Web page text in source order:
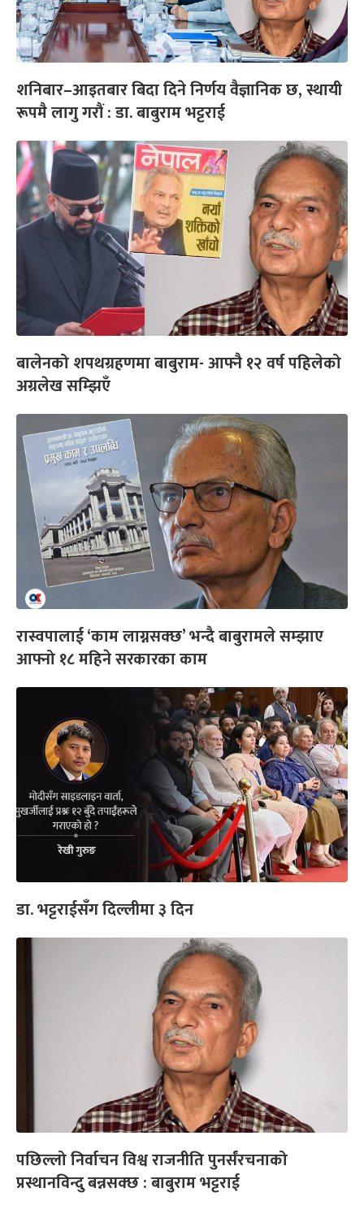
शनिबार–आइतबार बिदा दिने निर्णय वैज्ञानिक छ, स्थायी
रूपमै लागु गरौं : डा. बाबुराम भट्टराई
बालेनको शपथग्रहणमा बाबुराम- आफ्नै १२ वर्ष पहिलेको
अग्रलेख सम्झिएँ
रास्वपालाई ‘काम लाग्नसक्छ’ भन्दै बाबुरामले सम्झाए
आफ्नो १८ महिने सरकारका काम
डा. भट्टराईसँग दिल्लीमा ३ दिन
पछिल्लो निर्वाचन विश्व राजनीति पुनर्संरचनाको
प्रस्थानविन्दु बन्नसक्छ : बाबुराम भट्टराई